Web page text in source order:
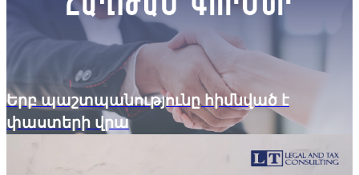
Երբ պաշտպանությունը հիմնված է
փաստերի վրա